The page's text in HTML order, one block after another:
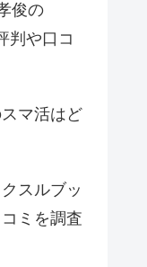
俊の
判や口コ
マ活はど
スルブッ
ミを調査